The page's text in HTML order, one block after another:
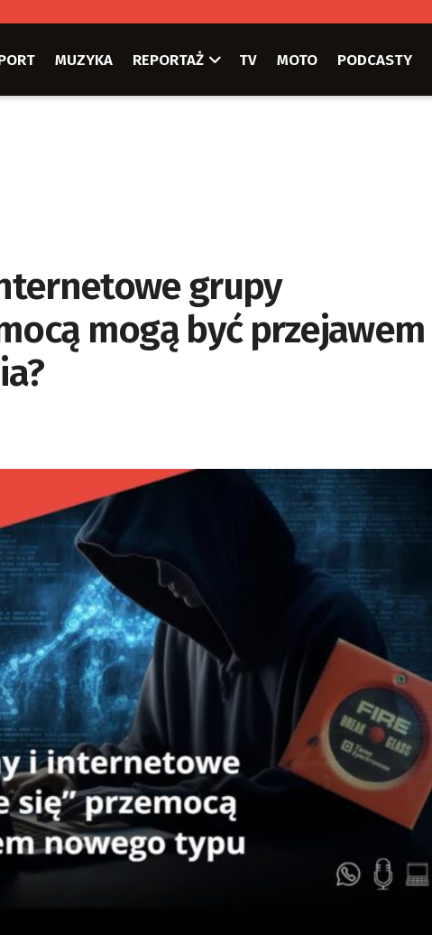
MUZYKA REPORTAŻ TV MOTO PODCASTY
grupy
mogą być przejawem